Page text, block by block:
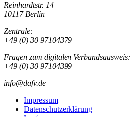
Reinhardtstr. 14
10117 Berlin
Zentrale:
+49 (0) 30 97104379
Fragen zum digitalen Verbandsausweis:
+49 (0) 30 97104399
info@dafv.de
Impressum
Datenschutzerklärung